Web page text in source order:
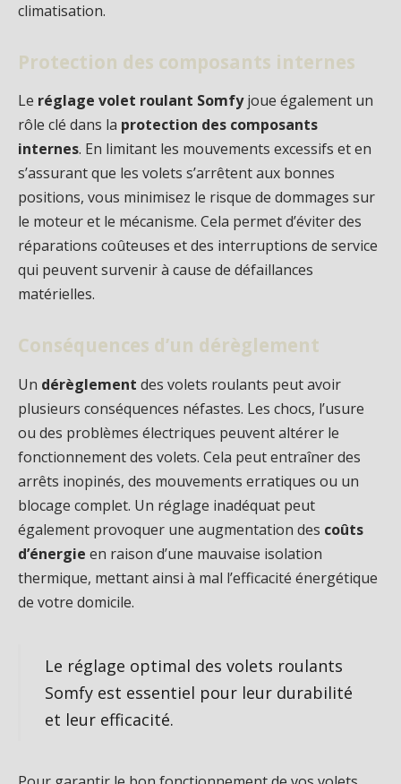
climatisation.
Protection des composants internes
Le réglage volet roulant Somfyjoue également un
rôle clé dans la protection des composants
internes. En limitant les mouvements excessifs et en
s’assurant que les volets s’arrêtent aux bonnes
positions, vous minimisez le risque de dommages sur
le moteur et le mécanisme. Cela permet d’éviter des
réparations coûteuses et des interruptions de service
qui peuvent survenir à cause de défaillances
matérielles.
Conséquences d’un dérèglement
Un dérèglement des volets roulants peut avoir
plusieurs conséquences néfastes. Les chocs, l’usure
ou des problèmes électriques peuvent altérer le
fonctionnement des volets. Cela peut entraîner des
arrêts inopinés, des mouvements erratiques ou un
blocage complet. Un réglage inadéquat peut
également provoquer une augmentation des coûts
d’énergie en raison d’une mauvaise isolation
thermique, mettant ainsi à mal l’efficacité énergétique
de votre domicile.
Le réglage optimal des volets roulants
Somfy est essentiel pour leur durabilité
et leur efficacité.